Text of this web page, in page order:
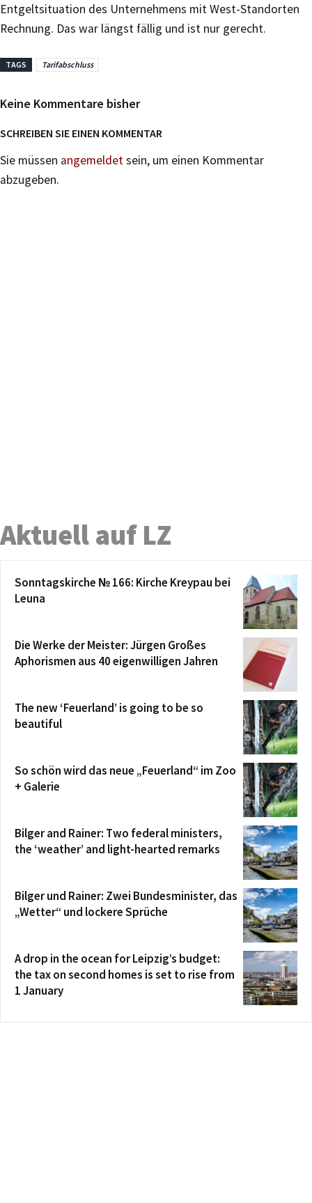
Entgeltsituation des Unternehmens mit West-Standorten
Rechnung. Das war längst fällig und ist nur gerecht.
TAGS Tarifabschluss
Keine Kommentare bisher
SCHREIBEN SIE EINEN KOMMENTAR
Sie müssen angemeldetsein, um einen Kommentar
abzugeben.
Aktuell auf LZ
Sonntagskirche № 166: Kirche Kreypau bei
Leuna
Die Werke der Meister: Jürgen Großes
Aphorismen aus 40 eigenwilligen Jahren
The new ‘Feuerland’ is going to be so
beautiful
So schön wird das neue „Feuerland“ im Zoo
+ Galerie
Bilger and Rainer: Two federal ministers,
the ‘weather’ and light-hearted remarks
Bilger und Rainer: Zwei Bundesminister, das
„Wetter“ und lockere Sprüche
A drop in the ocean for Leipzig’s budget:
the tax on second homes is set to rise from
1 January